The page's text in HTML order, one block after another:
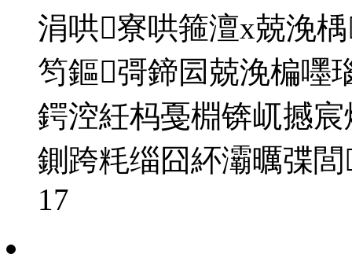
涓哄寮哄箍澶х兢浼
笉鏂彁鍗囩兢浼楄嚜
鍔涳紝杩戞棩锛屼撼
鍘跨粍缁囧紑灞曞弽
17